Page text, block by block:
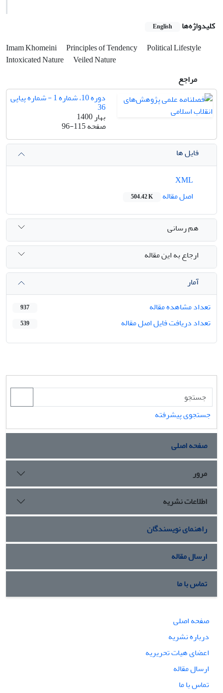
کلیدواژه‌ها English
Imam Khomeini Principles of Tendency
Political Lifestyle
Intoxicated Nature
Veiled Nature
مراجع
دوره 10، شماره 1 - شماره پیاپی
36
بهار 1400
صفحه96-115
فایل ها
اصل مقاله
504.42 K
هم رسانی
ارجاع به این مقاله
آمار
تعداد مشاهده مقاله
937
تعداد دریافت فایل اصل مقاله 539
جستجوی پیشرفته
صفحه اصلی
مرور
اطلاعات نشریه
راهنمای نویسندگان
ارسال مقاله
تماس با ما
صفحه اصلی
درباره نشریه
اعضای هیات تحریریه
ارسال مقاله
تماس با ما